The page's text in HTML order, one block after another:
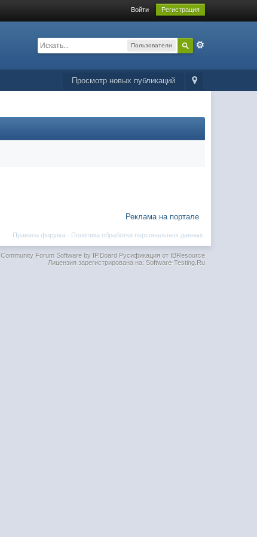
Войти Регистрация
Пользователи
Просмотр новых публикаций
Реклама на портале
Политика обработки персональных данных
Правила форума ·
Community Forum Software by IP.BoardРусификация от IBResource
Лицензия зарегистрирована на: Software-Testing.Ru